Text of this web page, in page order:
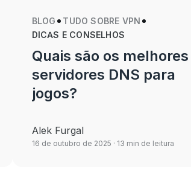
BLOG
TUDO SOBRE VPN
DICAS E CONSELHOS
Quais são os melhores
servidores DNS para
jogos?
Alek Furgal
16 de outubro de 2025 · 13 min de leitura